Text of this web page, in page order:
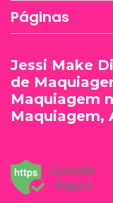
Páginas
Jessi Make
de
Maquiagem
Maquiagem,